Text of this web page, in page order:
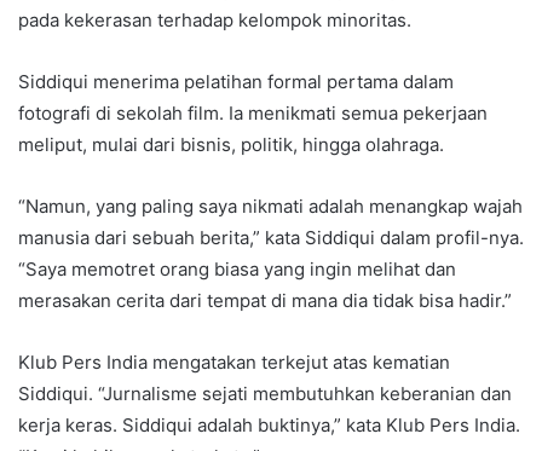
pada kekerasan terhadap kelompok minoritas.
Siddiqui menerima pelatihan formal pertama dalam
fotografi di sekolah film. Ia menikmati semua pekerjaan
meliput, mulai dari bisnis, politik, hingga olahraga.
“Namun, yang paling saya nikmati adalah menangkap wajah
manusia dari sebuah berita,” kata Siddiqui dalam profil-nya.
“Saya memotret orang biasa yang ingin melihat dan
merasakan cerita dari tempat di mana dia tidak bisa hadir.”
Klub Pers India mengatakan terkejut atas kematian
Siddiqui. “Jurnalisme sejati membutuhkan keberanian dan
kerja keras. Siddiqui adalah buktinya,” kata Klub Pers India.